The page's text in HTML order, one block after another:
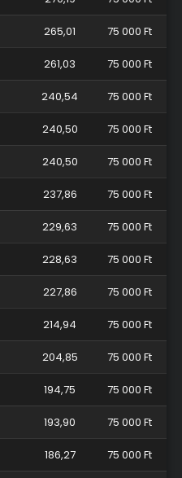
265,01 75 000 Ft
261,03 75 000 Ft
240,54 75 000 Ft
240,50 75 000 Ft
240,50 75 000 Ft
237,86 75 000 Ft
229,63 75 000 Ft
228,63 75 000 Ft
227,86 75 000 Ft
214,94 75 000 Ft
204,85 75 000 Ft
194,75 75 000 Ft
193,90 75 000 Ft
186,27 75 000 Ft